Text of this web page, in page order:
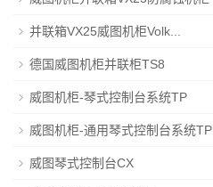
并联箱VX25威图机柜Volk...
德国威图机柜并联柜TS8
威图机柜-琴式控制台系统TP
威图机柜-通用琴式控制台系统TP
威图琴式控制台CX